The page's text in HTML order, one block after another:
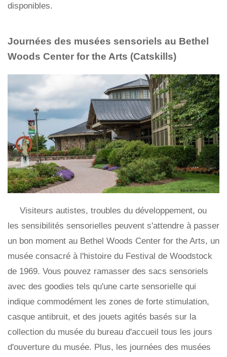
disponibles.
Journées des musées sensoriels au Bethel
Woods Center for the Arts (Catskills)
Visiteurs autistes, troubles du développement, ou
les sensibilités sensorielles peuvent s'attendre à passer
un bon moment au Bethel Woods Center for the Arts, un
musée consacré à l'histoire du Festival de Woodstock
de 1969. Vous pouvez ramasser des sacs sensoriels
avec des goodies tels qu'une carte sensorielle qui
indique commodément les zones de forte stimulation,
casque antibruit, et des jouets agités basés sur la
collection du musée du bureau d'accueil tous les jours
d'ouverture du musée. Plus, les journées des musées